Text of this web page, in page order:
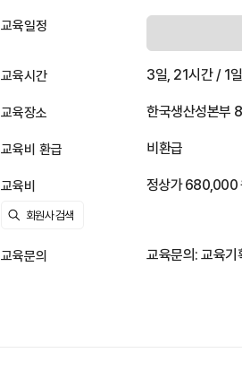
교육일정
교육시간 3일, 21시간 / 1
교육장소 한국생산성본부
교육비 환급 비환급
교육비 정상가 680,000
교육문의 교육문의: 교육